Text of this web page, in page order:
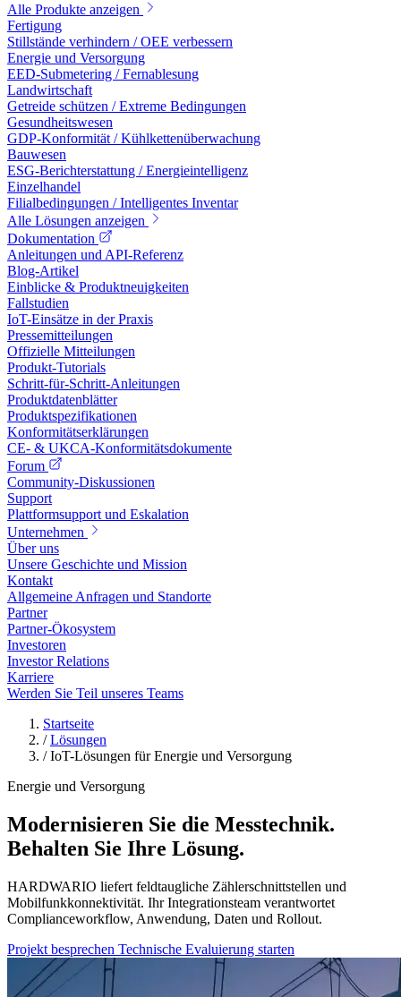
Alle Produkte anzeigen
Fertigung
Stillstände verhindern / OEE verbessern
Energie und Versorgung
EED-Submetering / Fernablesung
Landwirtschaft
Getreide schützen / Extreme Bedingungen
Gesundheitswesen
GDP-Konformität / Kühlkettenüberwachung
Bauwesen
ESG-Berichterstattung / Energieintelligenz
Einzelhandel
Filialbedingungen / Intelligentes Inventar
Alle Lösungen anzeigen
Dokumentation
Anleitungen und API-Referenz
Blog-Artikel
Einblicke & Produktneuigkeiten
Fallstudien
IoT-Einsätze in der Praxis
Pressemitteilungen
Offizielle Mitteilungen
Produkt-Tutorials
Schritt-für-Schritt-Anleitungen
Produktdatenblätter
Produktspezifikationen
Konformitätserklärungen
CE- & UKCA-Konformitätsdokumente
Forum
Community-Diskussionen
Support
Plattformsupport und Eskalation
Unternehmen
Über uns
Unsere Geschichte und Mission
Kontakt
Allgemeine Anfragen und Standorte
Partner
Partner-Ökosystem
Investoren
Investor Relations
Karriere
Werden Sie Teil unseres Teams
Startseite
/ Lösungen
/ IoT-Lösungen für Energie und Versorgung
Energie und Versorgung
Modernisieren Sie die Messtechnik.
Behalten Sie Ihre Lösung.
HARDWARIO liefert feldtaugliche Zählerschnittstellen und
Mobilfunkkonnektivität. Ihr Integrationsteam verantwortet
Complianceworkflow, Anwendung, Daten und Rollout.
Projekt besprechen Technische Evaluierung starten